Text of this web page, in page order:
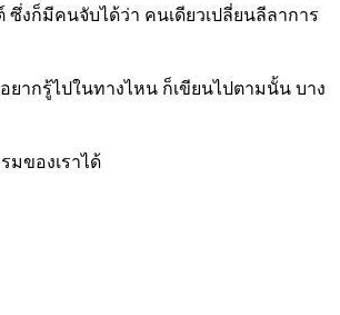
งก็มีคนจับได้ว่า คนเดียวเปลี่ยนลีลาการ
ยากรู้ไปในทางไหน ก็เขียนไปตามนั้น บาง
มของเราได้